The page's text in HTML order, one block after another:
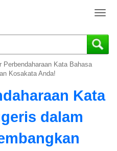
T
g
g
a
v
Perbendaharaan Kata Bahasa
Kosakata Anda!
Kata
dalam